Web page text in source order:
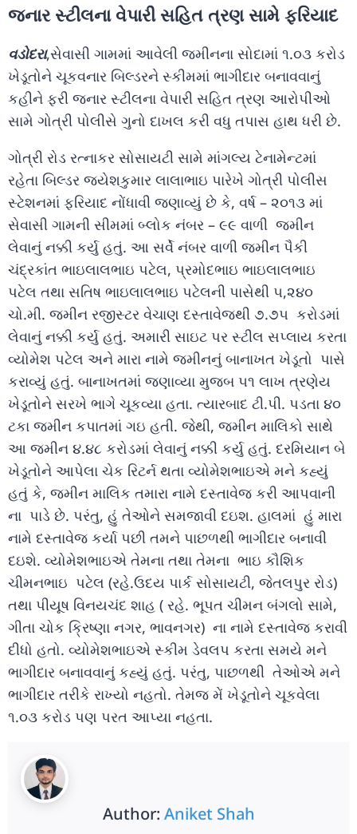
જનાર સ્ટીલના વેપારી સહિત ત્રણ સામે ફરિયાદ
વડોદરા,સેવાસી ગામમાં આવેલી જમીનના સોદામાં ૧.૦૩ કરોડ
ખેડૂતોને ચૂકવનાર બિલ્ડરને સ્કીમમાં ભાગીદાર બનાવવાનું
કહીને ફરી જનાર સ્ટીલના વેપારી સહિત ત્રણ આરોપીઓ
સામે ગોત્રી પોલીસે ગુનો દાખલ કરી વધુ તપાસ હાથ ધરી છે.
ગોત્રી રોડ રત્નાકર સોસાયટી સામે માંગલ્ય ટેનામેન્ટમાં
રહેતા બિલ્ડર જયેશકુમાર લાલાભાઇ પારેખે ગોત્રી પોલીસ
સ્ટેશનમાં ફરિયાદ નોંધાવી જણાવ્યું છે કે, વર્ષ – ૨૦૧૩ માં
સેવાસી ગામની સીમમાં બ્લોક નંબર – ૯૯ વાળી જમીન
લેવાનું નક્કી કર્યુ હતું. આ સર્વે નંબર વાળી જમીન પૈકી
ચંદ્રકાંત ભાઇલાલભાઇ પટેલ, પ્રમોદભાઇ ભાઇલાલભાઇ
પટેલ તથા સતિષ ભાઇલાલભાઇ પટેલની પાસેથી ૫,૨૪૦
ચો.મી. જમીન રજીસ્ટર વેચાણ દસ્તાવેજથી ૭.૭૫ કરોડમાં
લેવાનું નક્કી કર્યુ હતું. અમારી સાઇટ પર સ્ટીલ સપ્લાય કરતા
વ્યોમેશ પટેલ અને મારા નામે જમીનનું બાનાખત ખેડૂતો પાસે
કરાવ્યું હતું. બાનાખતમાં જણાવ્યા મુજબ ૫૧ લાખ ત્રણેય
ખેડૂતોને સરખે ભાગે ચૂકવ્યા હતા. ત્યારબાદ ટી.પી. પડતા ૪૦
ટકા જમીન કપાતમાં ગઇ હતી. જેથી, જમીન માલિકો સાથે
આ જમીન ૪.૪૮ કરોડમાં લેવાનું નક્કી કર્યુ હતું. દરમિયાન બે
ખેડૂતોને આપેલા ચેક રિટર્ન થતા વ્યોમેશભાઇએ મને કહ્યું
હતું કે, જમીન માલિક તમારા નામે દસ્તાવેજ કરી આપવાની
ના પાડે છે. પરંતુ, હું તેઓને સમજાવી દઇશ. હાલમાં હું મારા
નામે દસ્તાવેજ કર્યા પછી તમને પાછળથી ભાગીદાર બનાવી
દઇશે. વ્યોમેશભાઇએ તેમના તથા તેમના ભાઇ કૌશિક
ચીમનભાઇ પટેલ (રહે.ઉદય પાર્ક સોસાયટી, જેતલપુર રોડ)
તથા પીયૂષ વિનયચંદ શાહ ( રહે. ભૂપત ચીમન બંગલો સામે,
ગીતા ચોક ક્રિષ્ણા નગર, ભાવનગર) ના નામે દસ્તાવેજ કરાવી
દીધો હતો. વ્યોમેશભાઇએ સ્કીમ ડેવલપ કરતા સમયે મને
ભાગીદાર બનાવવાનું કહ્યું હતું. પરંતુ, પાછળથી તેઓએ મને
ભાગીદાર તરીકે રાખ્યો નહતો. તેમજ મેં ખેડૂતોને ચૂકવેલા
૧.૦૩ કરોડ પણ પરત આપ્યા નહતા.
Author: Aniket Shah